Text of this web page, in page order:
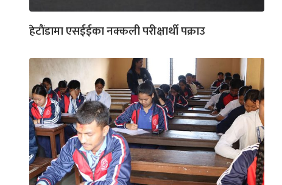
हेटाैंडामा एसईईका नक्कली परीक्षार्थी पक्राउ